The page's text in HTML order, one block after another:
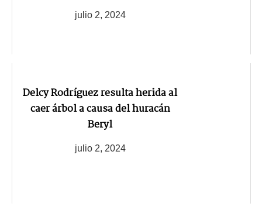
julio 2, 2024
Delcy Rodríguez resulta herida al
caer árbol a causa del huracán
Beryl
julio 2, 2024